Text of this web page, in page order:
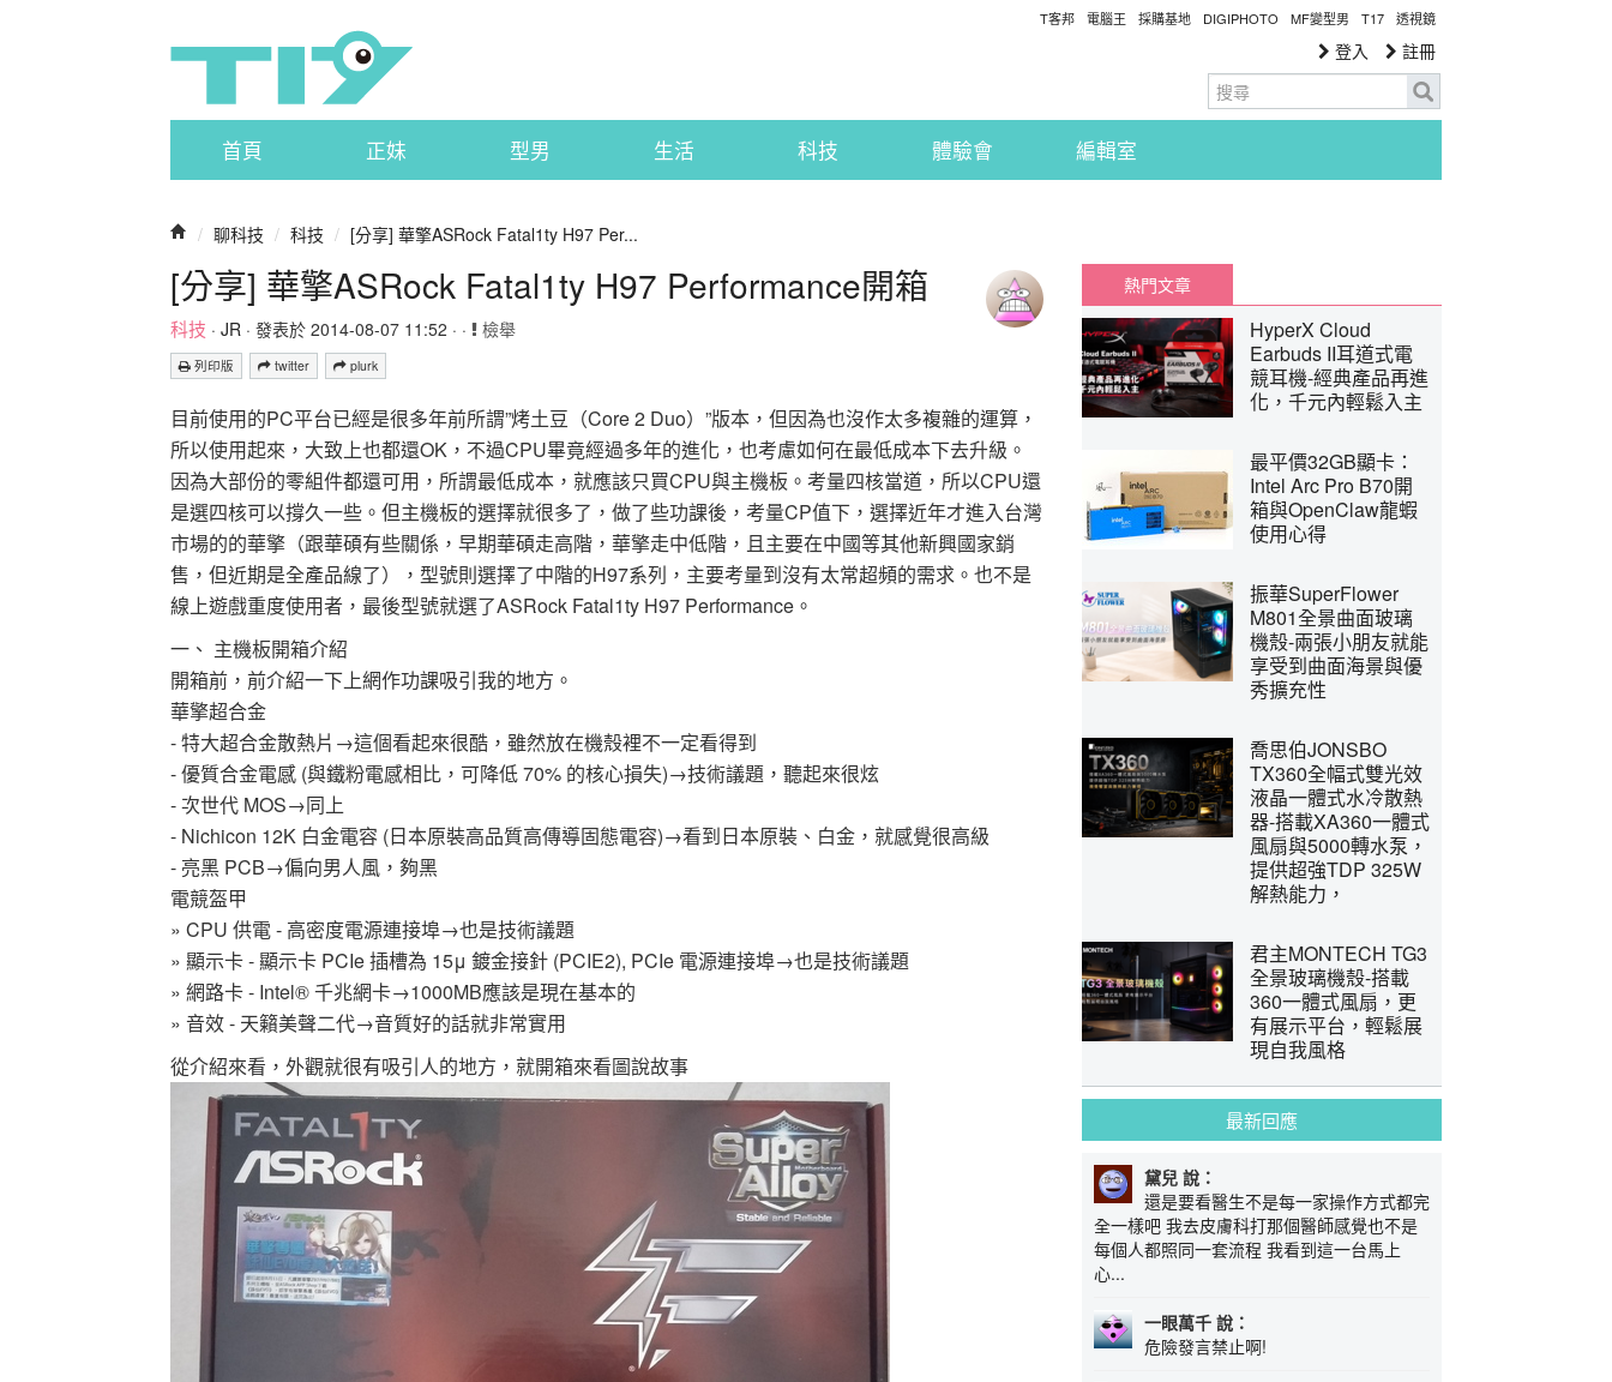
T客邦 電腦王 採購基地 DIGIPHOTO MF變型男 T17 透視鏡
登入 註冊
首頁 正妹 型男 生活 科技 體驗會 編輯室
/ 聊科技 / 科技 / [分享] 華擎ASRock Fatal1ty H97 Per...
[分享] 華擎ASRock Fatal1ty H97 Performance開箱
科技 · JR · 發表於 2014-08-07 11:52 · · 檢舉
列印版 twitter plurk
目前使用的PC平台已經是很多年前所謂”烤土豆（Core 2 Duo）”版本，但因為也沒作太多複雜的運算，
所以使用起來，大致上也都還OK，不過CPU畢竟經過多年的進化，也考慮如何在最低成本下去升級。
因為大部份的零組件都還可用，所謂最低成本，就應該只買CPU與主機板。考量四核當道，所以CPU還
是選四核可以撐久一些。但主機板的選擇就很多了，做了些功課後，考量CP值下，選擇近年才進入台灣
市場的的華擎（跟華碩有些關係，早期華碩走高階，華擎走中低階，且主要在中國等其他新興國家銷
售，但近期是全產品線了），型號則選擇了中階的H97系列，主要考量到沒有太常超頻的需求。也不是
線上遊戲重度使用者，最後型號就選了ASRock Fatal1ty H97 Performance。
一、 主機板開箱介紹
開箱前，前介紹一下上網作功課吸引我的地方。
華擎超合金
- 特大超合金散熱片→這個看起來很酷，雖然放在機殼裡不一定看得到
- 優質合金電感 (與鐵粉電感相比，可降低 70% 的核心損失)→技術議題，聽起來很炫
- 次世代 MOS→同上
- Nichicon 12K 白金電容 (日本原裝高品質高傳導固態電容)→看到日本原裝、白金，就感覺很高級
- 亮黑 PCB→偏向男人風，夠黑
電競盔甲
» CPU 供電 - 高密度電源連接埠→也是技術議題
» 顯示卡 - 顯示卡 PCIe 插槽為 15μ 鍍金接針 (PCIE2), PCIe 電源連接埠→也是技術議題
» 網路卡 - Intel® 千兆網卡→1000MB應該是現在基本的
» 音效 - 天籟美聲二代→音質好的話就非常實用
從介紹來看，外觀就很有吸引人的地方，就開箱來看圖說故事
熱門文章
HyperX Cloud
Earbuds II耳道式電
競耳機-經典產品再進
化，千元內輕鬆入主
最平價32GB顯卡：
Intel Arc Pro B70開
箱與OpenClaw龍蝦
使用心得
振華SuperFlower
M801全景曲面玻璃
機殼-兩張小朋友就能
享受到曲面海景與優
秀擴充性
喬思伯JONSBO
TX360全幅式雙光效
液晶一體式水冷散熱
器-搭載XA360一體式
風扇與5000轉水泵，
提供超強TDP 325W
解熱能力，
君主MONTECH TG3
全景玻璃機殼-搭載
360一體式風扇，更
有展示平台，輕鬆展
現自我風格
最新回應
黛兒 說：
還是要看醫生不是每一家操作方式都完
全一樣吧 我去皮膚科打那個醫師感覺也不是
每個人都照同一套流程 我看到這一台馬上
心...
一眼萬千 說：
危險發言禁止啊!